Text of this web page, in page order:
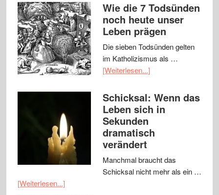
Wie die 7 Todsünden
noch heute unser
Leben prägen
Die sieben Todsünden gelten
im Katholizismus als …
[Weiterlesen...]
Schicksal: Wenn das
Leben sich in
Sekunden
dramatisch
verändert
Manchmal braucht das
Schicksal nicht mehr als ein …
[Weiterlesen...]